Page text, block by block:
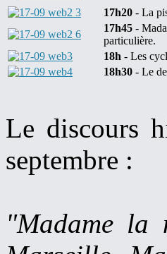
17h20 - La
17h45 -
particulière.
18h - Les
18h30 - Le
Le discours
septembre :
"Madame la